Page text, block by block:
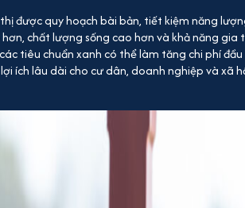
được quy hoạch bài bản, tiết kiệm năng
chất lượng sống cao hơn và khả năng
tiêu chuẩn xanh có thể làm tăng chi phí
ích lâu dài cho cư dân, doanh nghiệp và xã